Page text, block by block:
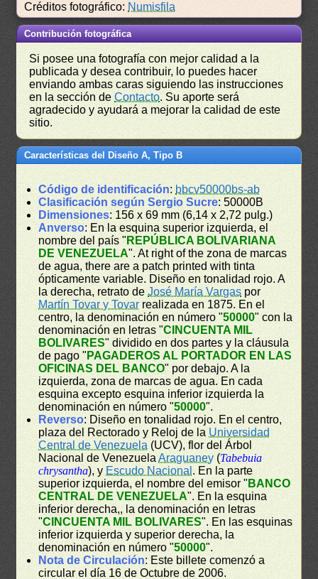
Créditos fotográfico: Numisfila
Contribución fotográfica
Si posee una fotografía con mejor calidad a la
publicada y desea contribuir, lo puedes hacer
enviando ambas caras siguiendo las instrucciones
en la sección deContacto. Su aporte será
agradecido y ayudará a mejorar la calidad de este
sitio.
Características del Diseño A, Tipo B
Código de identificación: bbcv50000bs-ab
Clasificación según Sergio Sucre: 50000B
Dimensiones: 156 x 69 mm (6,14 x 2,72 pulg.)
Anverso: En la esquina superior izquierda, el
nombre del país " REPÚBLICA BOLIVARIANA
DE VENEZUELA". At right of the zona de marcas
de agua, there are a patch printed with tinta
ópticamente variable. Diseño en tonalidad rojo. A
la derecha, retrato deJosé María Vargas por
Martín Tovar y Tovar realizada en 1875. En el
centro, la denominación en número "50000" con la
denominación en letras "CINCUENTA MIL
BOLIVARES" dividido en dos partes y la cláusula
de pago " PAGADEROS AL PORTADOR EN LAS
OFICINAS DEL BANCO" por debajo. A la
izquierda, zona de marcas de agua. En cada
esquina excepto esquina inferior izquierda la
denominación en número "50000".
Reverso: Diseño en tonalidad rojo. En el centro,
plaza del Rectorado y Reloj de la Universidad
Central de Venezuela (UCV), flor del Árbol
Nacional de VenezuelaAraguaney (Tabebuia
chrysantha), y Escudo Nacional . En la parte
superior izquierda, el nombre del emisor " BANCO
CENTRAL DE VENEZUELA". En la esquina
inferior derecha,, la denominación en letras
"CINCUENTA MIL BOLIVARES". En las esquinas
inferior izquierda y superior derecha, la
denominación en número "50000".
Nota de Circulación: Este billete comenzó a
circular el día 16 de Octubre de 2006.